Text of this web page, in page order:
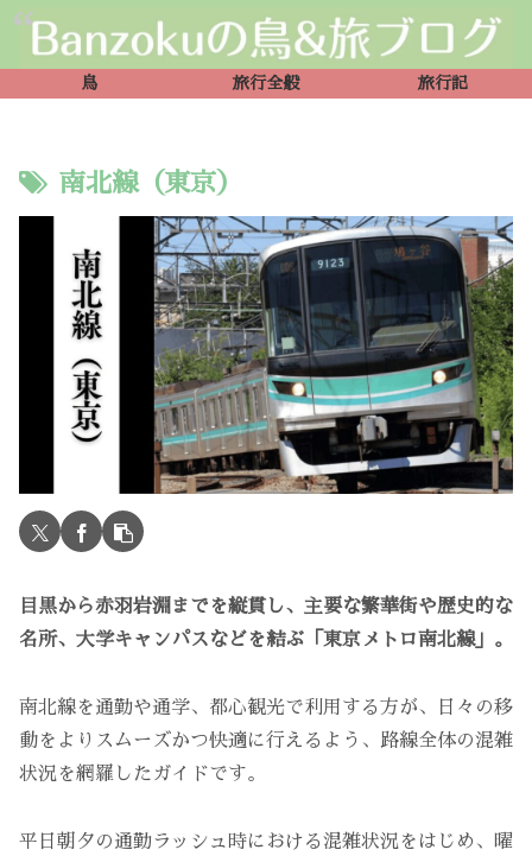
鳥 旅行全般 旅行記
南北線（東京）
目黒から赤羽岩淵までを縦貫し、主要な繁華街や歴史的な
名所、大学キャンパスなどを結ぶ「東京メトロ南北線」。
南北線を通勤や通学、都心観光で利用する方が、日々の移
動をよりスムーズかつ快適に行えるよう、路線全体の混雑
状況を網羅したガイドです。
平日朝夕の通勤ラッシュ時における混雑状況をはじめ、曜